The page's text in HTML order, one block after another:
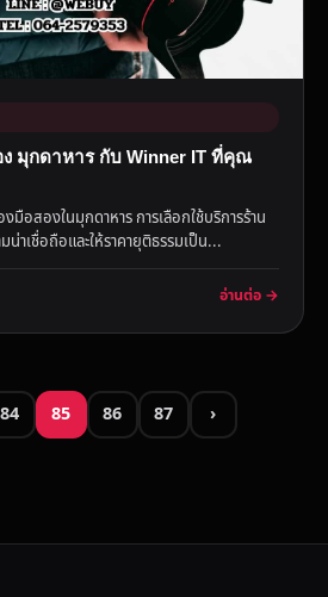
มุกดาหาร กับ Winner IT ที่คุณ
อสองในมุกดาหาร การเลือกใช้บริการร้าน
าเชื่อถือและให้ราคายุติธรรมเป็น...
อ่านต่อ →
84 85 86 87 ›